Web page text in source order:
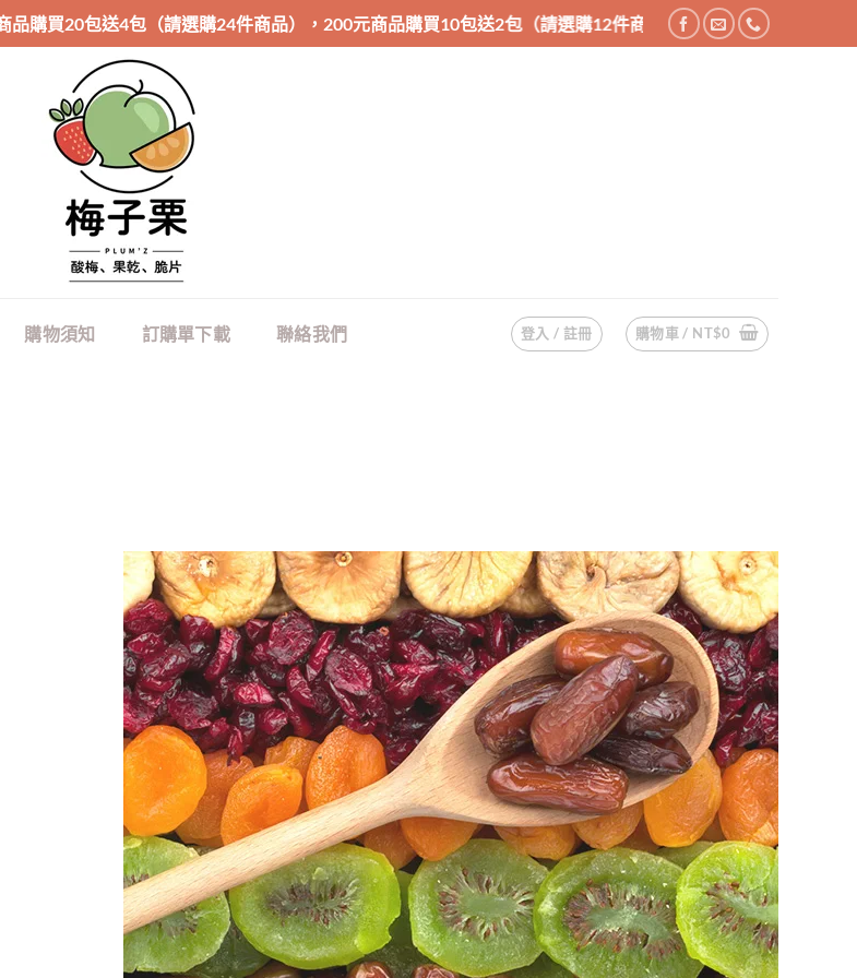
買20包送4包（請選購24件商品），200元商品購買10包送2包（請選購12件商品），消費滿1200享免運優惠
購物須知 訂購單下載 聯絡我們 登入 / 註冊 購物車 / NT$0